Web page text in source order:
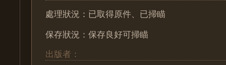
處理狀況：已取得原件、已掃瞄
保存狀況：保存良好可掃瞄
出版者：